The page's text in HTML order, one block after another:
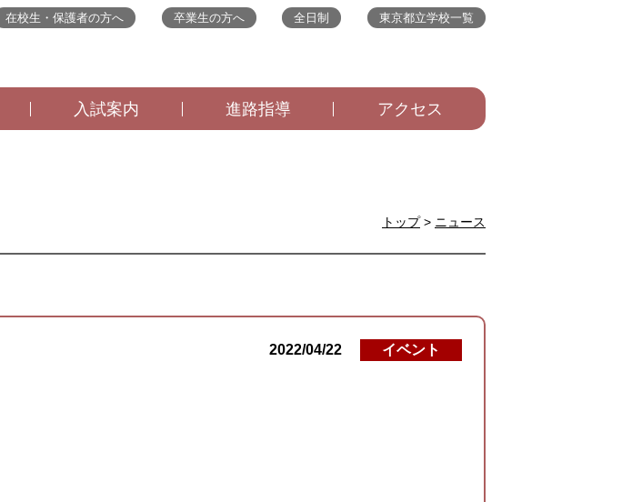
入試案内 進路指導 アクセス
在校生・保護者の方へ 卒業生の方へ 東京都立学校一覧
全日制
トップ> ニュース
2022/04/22 イベント